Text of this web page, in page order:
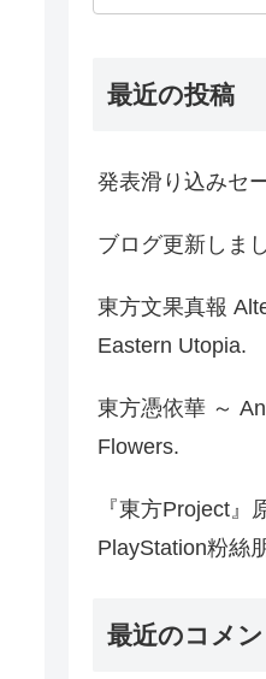
最近の投稿
発表滑り込みセ
ブログ更新しま
東方文果真報
Eastern Utopia.
東方憑依華 ～
Flowers.
『東方Project』
PlayStation粉絲
最近のコメン